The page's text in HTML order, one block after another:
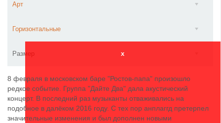
Арт
Горизонтальные
Размер x
8 февраля в московском баре "Ростов-папа" произошло
редкое событие. Группа "Дайте Два" дала акустический
концерт. В последний раз музыканты отваживались на
подобное в далёком 2016 году. С тех пор анплаггд претерпел
значительные изменения и был дополнен новыми